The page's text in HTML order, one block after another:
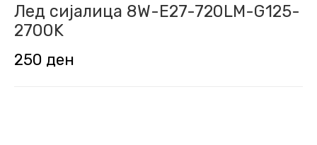
Лед сијалица 8W-E27-720LM-G125-
2700K
250 ден